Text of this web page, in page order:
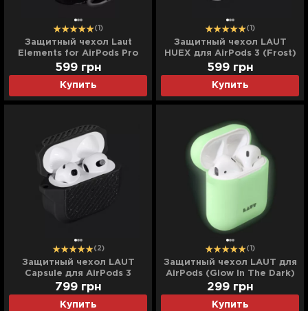
(1)
Защитный чехол Laut
Elements for AirPods Pro
(Black)
Купить
599 грн
(1)
Защитный чехол LAUT
HUEX для AirPods 3 (Frost)
Купить
599 грн
(2)
Защитный чехол LAUT
Capsule для AirPods 3
(Slate)
Купить
799 грн
(1)
Защитный чехол LAUT для
AirPods (Glow In The Dark)
Купить
299 грн